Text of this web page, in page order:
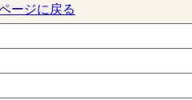
ージに戻る